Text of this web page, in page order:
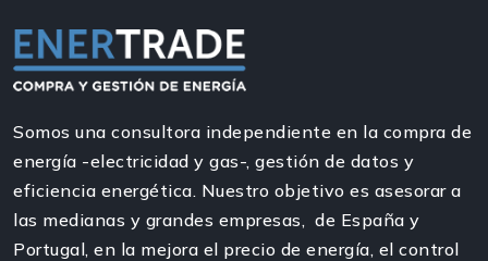
Somos una consultora independiente en la compra de
energía -electricidad y gas-, gestión de datos y
eficiencia energética. Nuestro objetivo es asesorar a
las medianas y grandes empresas, de España y
Portugal, en la mejora el precio de energía, el control